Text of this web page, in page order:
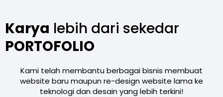
Karya lebih dari sekedar
PORTOFOLIO
Kami telah membantu berbagai bisnis membuat
website baru maupun re-design website lama ke
teknologi dan desain yang lebih terkini!